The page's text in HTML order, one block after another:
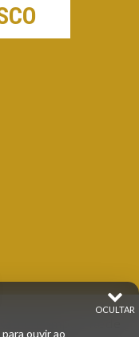
Pampa - Rede
OCULTAR
ouvir ao